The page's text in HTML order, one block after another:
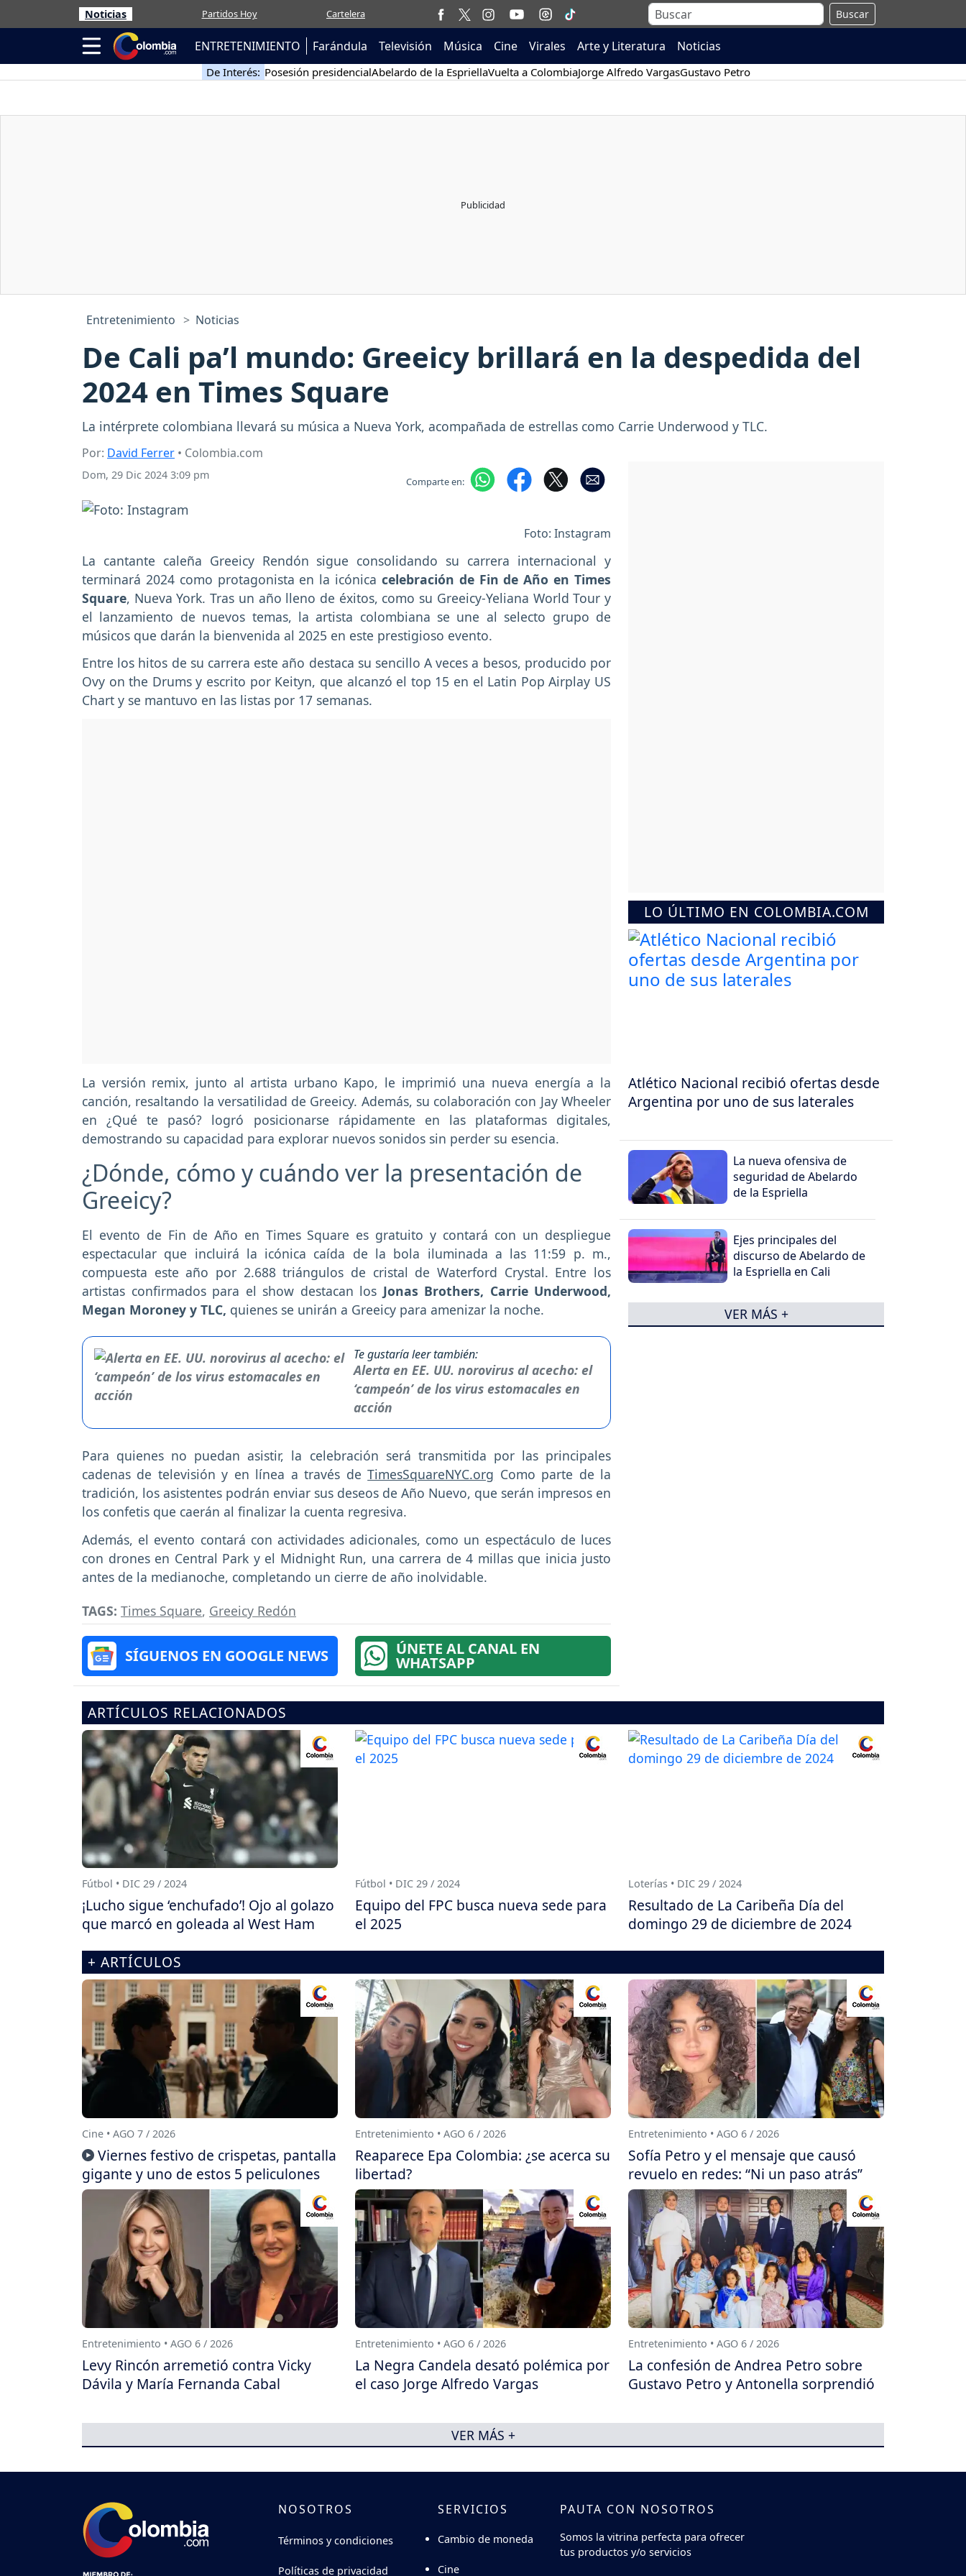
Noticias Partidos Hoy Cartelera Buscar
ENTRETENIMIENTO Farándula Televisión Música Cine Virales Arte y Literatura Noticias
De Interés: Posesión presidencialAbelardo de la EspriellaVuelta a ColombiaJorge Alfredo VargasGustavo Petro
Entretenimiento Noticias
De Cali pa’l mundo: Greeicy brillará en la despedida del
2024 en Times Square
La intérprete colombiana llevará su música a Nueva York, acompañada de estrellas como Carrie Underwood y TLC.
Por: David Ferrer • Colombia.com
Dom, 29 Dic 2024 3:09 pm Comparte en:
Foto: Instagram
La cantante caleña Greeicy Rendón sigue consolidando su carrera internacional y
terminará 2024 como protagonista en la icónica celebración de Fin de Año en Times
Square, Nueva York. Tras un año lleno de éxitos, como su Greeicy-Yeliana World Tour y
el lanzamiento de nuevos temas, la artista colombiana se une al selecto grupo de
músicos que darán la bienvenida al 2025 en este prestigioso evento.
Entre los hitos de su carrera este año destaca su sencillo A veces a besos, producido por
Ovy on the Drums y escrito por Keityn, que alcanzó el top 15 en el Latin Pop Airplay US
Chart y se mantuvo en las listas por 17 semanas.
La versión remix, junto al artista urbano Kapo, le imprimió una nueva energía a la
canción, resaltando la versatilidad de Greeicy. Además, su colaboración con Jay Wheeler
en ¿Qué te pasó? logró posicionarse rápidamente en las plataformas digitales,
demostrando su capacidad para explorar nuevos sonidos sin perder su esencia.
¿Dónde, cómo y cuándo ver la presentación de
Greeicy?
El evento de Fin de Año en Times Square es gratuito y contará con un despliegue
espectacular que incluirá la icónica caída de la bola iluminada a las 11:59 p. m.,
compuesta este año por 2.688 triángulos de cristal de Waterford Crystal. Entre los
artistas confirmados para el show destacan los Jonas Brothers, Carrie Underwood,
Megan Moroney y TLC, quienes se unirán a Greeicy para amenizar la noche.
Te gustaría leer también:
Alerta en EE. UU. norovirus al acecho: el
‘campeón’ de los virus estomacales en
acción
Para quienes no puedan asistir, la celebración será transmitida por las principales
cadenas de televisión y en línea a través deTimesSquareNYC.org Como parte de la
tradición, los asistentes podrán enviar sus deseos de Año Nuevo, que serán impresos en
los confetis que caerán al finalizar la cuenta regresiva.
Además, el evento contará con actividades adicionales, como un espectáculo de luces
con drones en Central Park y el Midnight Run, una carrera de 4 millas que inicia justo
antes de la medianoche, completando un cierre de año inolvidable.
TAGS: Times Square, Greeicy Redón
SÍGUENOS EN GOOGLE NEWS ÚNETE AL CANAL EN
WHATSAPP
LO ÚLTIMO EN COLOMBIA.COM
Atlético Nacional recibió ofertas desde
Argentina por uno de sus laterales
La nueva ofensiva de
seguridad de Abelardo
de la Espriella
Ejes principales del
discurso de Abelardo de
la Espriella en Cali
VER MÁS +
ARTÍCULOS RELACIONADOS
Fútbol • DIC 29 / 2024
¡Lucho sigue ‘enchufado’! Ojo al golazo
que marcó en goleada al West Ham
Fútbol • DIC 29 / 2024
Equipo del FPC busca nueva sede para
el 2025
Loterías • DIC 29 / 2024
Resultado de La Caribeña Día del
domingo 29 de diciembre de 2024
+ ARTÍCULOS
Cine • AGO 7 / 2026
Viernes festivo de crispetas, pantalla
gigante y uno de estos 5 peliculones
Entretenimiento • AGO 6 / 2026
Reaparece Epa Colombia: ¿se acerca su
libertad?
Entretenimiento • AGO 6 / 2026
Sofía Petro y el mensaje que causó
revuelo en redes: “Ni un paso atrás”
Entretenimiento • AGO 6 / 2026
Levy Rincón arremetió contra Vicky
Dávila y María Fernanda Cabal
Entretenimiento • AGO 6 / 2026
La Negra Candela desató polémica por
el caso Jorge Alfredo Vargas
Entretenimiento • AGO 6 / 2026
La confesión de Andrea Petro sobre
Gustavo Petro y Antonella sorprendió
VER MÁS +
NOSOTROS
Términos y condiciones
Políticas de privacidad
SERVICIOS
Cambio de moneda
Cine
PAUTA CON NOSOTROS
Somos la vitrina perfecta para ofrecer
tus productos y/o servicios